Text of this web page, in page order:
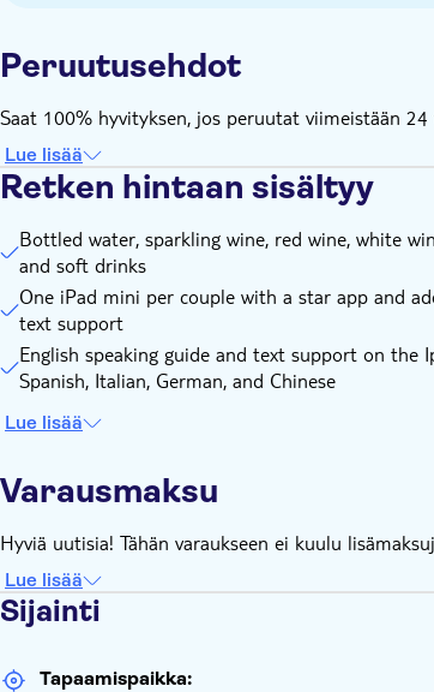
Peruutusehdot
Saat 100% hyvityksen, jos peruutat viimeistään
Lue lisää
Retken hintaan sisältyy
Bottled water, sparkling wine, red wine, white
and soft drinks
One iPad mini per couple with a star app and
text support
English speaking guide and text support on the
Spanish, Italian, German, and Chinese
Lue lisää
Varausmaksu
Hyviä uutisia! Tähän varaukseen ei kuulu
Lue lisää
Sijainti
Tapaamispaikka: